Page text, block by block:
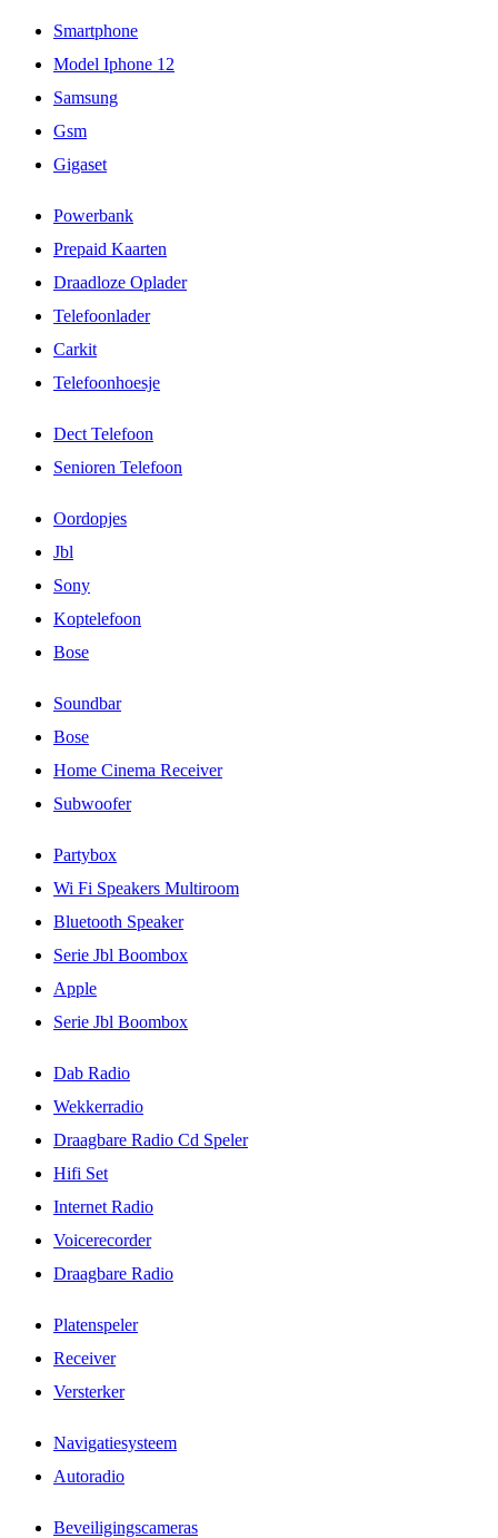
Smartphone
Model Iphone 12
Samsung
Gsm
Gigaset
Powerbank
Prepaid Kaarten
Draadloze Oplader
Telefoonlader
Carkit
Telefoonhoesje
Dect Telefoon
Senioren Telefoon
Oordopjes
Jbl
Sony
Koptelefoon
Bose
Soundbar
Bose
Home Cinema Receiver
Subwoofer
Partybox
Wi Fi Speakers Multiroom
Bluetooth Speaker
Serie Jbl Boombox
Apple
Serie Jbl Boombox
Dab Radio
Wekkerradio
Draagbare Radio Cd Speler
Hifi Set
Internet Radio
Voicerecorder
Draagbare Radio
Platenspeler
Receiver
Versterker
Navigatiesysteem
Autoradio
Beveiligingscameras